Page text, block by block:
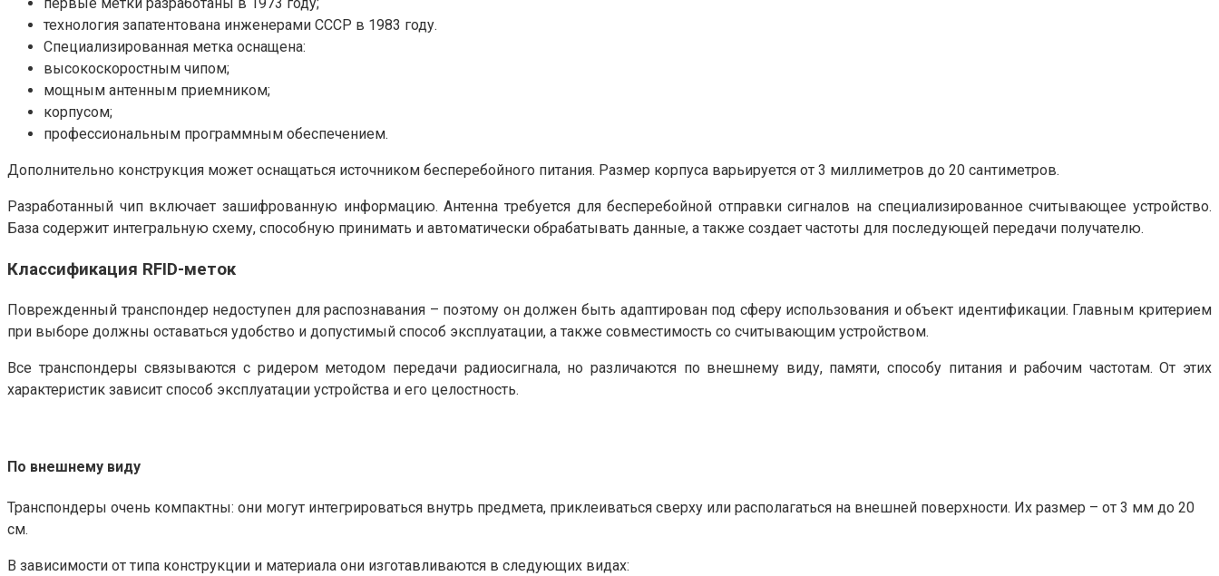
технология запатентована инженерами СССР в 1983 году.
Специализированная метка оснащена:
высокоскоростным чипом;
мощным антенным приемником;
корпусом;
профессиональным программным обеспечением.
Дополнительно конструкция может оснащаться источником бесперебойного питания. Размер корпуса варьируется от 3 миллиметров до 20 сантиметров.
Разработанный чип включает зашифрованную информацию. Антенна требуется для бесперебойной отправки сигналов на специализированное считывающее устройство.
База содержит интегральную схему, способную принимать и автоматически обрабатывать данные, а также создает частоты для последующей передачи получателю.
Классификация RFID-меток
Поврежденный транспондер недоступен для распознавания – поэтому он должен быть адаптирован под сферу использования и объект идентификации. Главным критерием
при выборе должны оставаться удобство и допустимый способ эксплуатации, а также совместимость со считывающим устройством.
Все транспондеры связываются с ридером методом передачи радиосигнала, но различаются по внешнему виду, памяти, способу питания и рабочим частотам. От этих
характеристик зависит способ эксплуатации устройства и его целостность.
По внешнему виду
Транспондеры очень компактны: они могут интегрироваться внутрь предмета, приклеиваться сверху или располагаться на внешней поверхности. Их размер – от 3 мм до 20
см.
В зависимости от типа конструкции и материала они изготавливаются в следующих видах: